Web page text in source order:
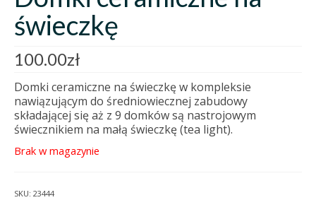
świeczkę
100.00zł
Domki ceramiczne na świeczkę w kompleksie
nawiązującym do średniowiecznej zabudowy
składającej się aż z 9 domków są nastrojowym
świecznikiem na małą świeczkę (tea light).
Brak w magazynie
SKU: 23444